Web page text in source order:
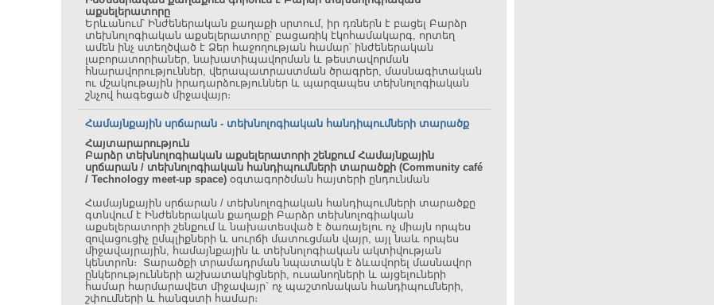
աքսելերատորը
Երևանում՝ Ինժեներական քաղաքի սրտում, իր դռներն է բացել Բարձր
տեխնոլոգիական աքսելերատորը՝ բացառիկ էկոհամակարգ, որտեղ
ամեն ինչ ստեղծված է Ձեր հաջողության համար՝ ինժեներական
լաբորատորիաներ, նախատիպավորման և թեստավորման
հնարավորություններ, վերապատրաստման ծրագրեր, մասնագիտական
ու մշակութային իրադարձություններ և պարզապես տեխնոլոգիական
շնչով հագեցած միջավայր։
Համայնքային սրճարան - տեխնոլոգիական հանդիպումների տարածք
Հայտարարություն
Բարձր տեխնոլոգիական աքսելերատորի շենքում Համայնքային
սրճարան / տեխնոլոգիական հանդիպումների տարածքի (Community café
/ Technology meet-up space) օգտագործման հայտերի ընդունման
Համայնքային սրճարան / տեխնոլոգիական հանդիպումների տարածքը
գտնվում է Ինժեներական քաղաքի Բարձր տեխնոլոգիական
աքսելերատորի շենքում և նախատեսված է ծառայելու ոչ միայն որպես
զովացուցիչ ըմպլիքների և սուրճի մատուցման վայր, այլ նաև որպես
միջավայրային, համայնքային և տեխնոլոգիական ակտիվության
կենտրոն։ Տարածքի տրամադրման նպատակն է ձևավորել մասնավոր
ընկերությունների աշխատակիցների, ուսանողների և այցելուների
համար հարմարավետ միջավայր` ոչ պաշտոնական հանդիպումների,
շփումների և հանգստի համար։